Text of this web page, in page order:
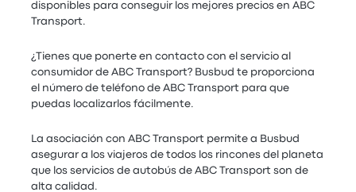
disponibles para conseguir los mejores precios en ABC
Transport.
¿Tienes que ponerte en contacto con el servicio al
consumidor de ABC Transport? Busbud te proporciona
el número de teléfono de ABC Transport para que
puedas localizarlos fácilmente.
La asociación con ABC Transport permite a Busbud
asegurar a los viajeros de todos los rincones del planeta
que los servicios de autobús de ABC Transport son de
alta calidad.